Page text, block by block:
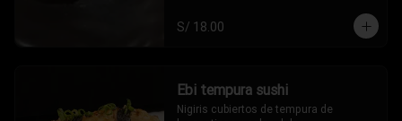
S/ 18.00
Ebi tempura sushi
Nigiris cubiertos de tempura de